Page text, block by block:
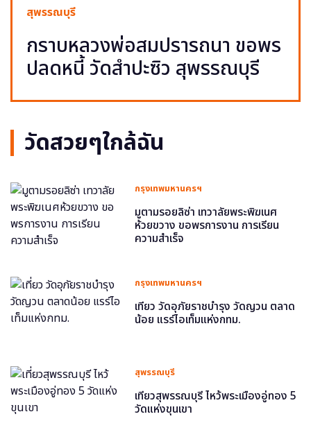
สุพรรณบุรี
กราบหลวงพ่อสมปรารถนา ขอพร
ปลดหนี้ วัดสำปะซิว สุพรรณบุรี
วัดสวยๆใกล้ฉัน
กรุงเทพมหานครฯ
มูตามรอยลิซ่า เทวาลัยพระพิฆเนศ
ห้วยขวาง ขอพรการงาน การเรียน
ความสำเร็จ
กรุงเทพมหานครฯ
เที่ยว วัดอุภัยราชบำรุง วัดญวน ตลาด
น้อย แรร์ไอเท็มแห่งกทม.
สุพรรณบุรี
เที่ยวสุพรรณบุรี ไหว้พระเมืองอู่ทอง 5
วัดแห่งขุนเขา